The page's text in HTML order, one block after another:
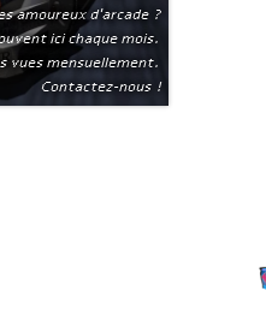
amoureux d'arcade ?
ici chaque mois.
vues mensuellement.
Contactez-nous !